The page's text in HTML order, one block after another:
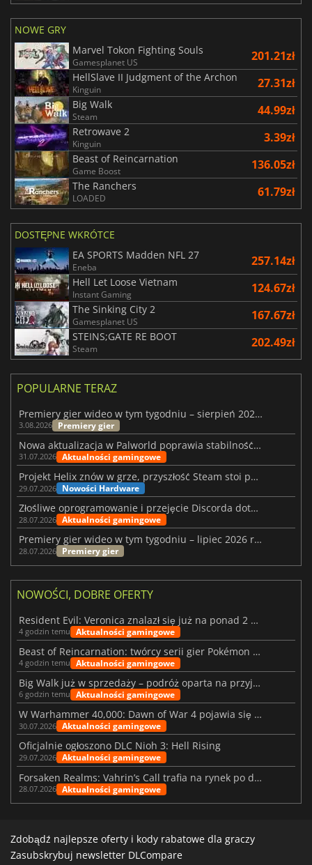
NOWE GRY
Marvel Tokon Fighting Souls
Gamesplanet US 201.21zł
HellSlave II Judgment of the Archon
Kinguin 27.31zł
Big Walk
Steam 44.99zł
Retrowave 2
Kinguin 3.39zł
Beast of Reincarnation
Game Boost 136.05zł
The Ranchers
LOADED 61.79zł
DOSTĘPNE WKRÓTCE
EA SPORTS Madden NFL 27
Eneba 257.14zł
Hell Let Loose Vietnam
Instant Gaming 124.67zł
The Sinking City 2
Gamesplanet US 167.67zł
STEINS;GATE RE BOOT
Steam 202.49zł
POPULARNE TERAZ
Premiery gier wideo w tym tygodniu – sierpień 2026 r. (32. tydzień)
3.08.2026 Premiery gier
Nowa aktualizacja w Palworld poprawia stabilność Sunreach i walk z bossami
31.07.2026 Aktualności gamingowe
Projekt Helix znów w grze, przyszłość Steam stoi pod znakiem zapytania
29.07.2026 Nowości Hardware
Złośliwe oprogramowanie i przejęcie Discorda dotknęły Meccha Chameleon
28.07.2026 Aktualności gamingowe
Premiery gier wideo w tym tygodniu – lipiec 2026 r. (tydzień 31)
28.07.2026 Premiery gier
NOWOŚCI, DOBRE OFERTY
Resident Evil: Veronica znalazł się już na ponad 2 milionach list życzeń
4 godzin temu Aktualności gamingowe
Beast of Reincarnation: twórcy serii gier Pokémon wkraczają na nową ścieżkę
4 godzin temu Aktualności gamingowe
Big Walk już w sprzedaży – podróż oparta na przyjaźni
6 godzin temu Aktualności gamingowe
W Warhammer 40,000: Dawn of War 4 pojawia się frakcja Nekronów
30.07.2026 Aktualności gamingowe
Oficjalnie ogłoszono DLC Nioh 3: Hell Rising
29.07.2026 Aktualności gamingowe
Forsaken Realms: Vahrin’s Call trafia na rynek po dziesięciu latach prac
28.07.2026 Aktualności gamingowe
Zdobądź najlepsze oferty i kody rabatowe dla graczy
Zasubskrybuj newsletter DLCompare